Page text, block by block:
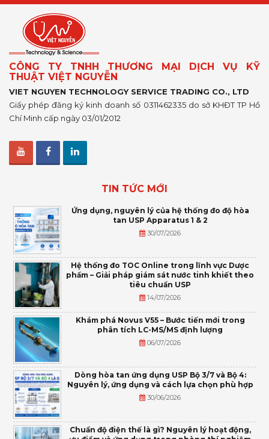
CÔNG TY TNHH THƯƠNG MẠI DỊCH VỤ KỸ
THUẬT VIỆT NGUYỄN
VIET NGUYEN TECHNOLOGY SERVICE TRADING CO., LTD
Giấy phép đăng ký kinh doanh số 0311462335 do sở KHĐT TP Hồ
Chí Minh cấp ngày 03/01/2012
TIN TỨC MỚI
Ứng dụng, nguyên lý của hệ thống đo độ hòa
tan USP Apparatus 1 & 2
30/07/2026
Hệ thống đo TOC Online trong lĩnh vực Dược
phẩm – Giải pháp giám sát nước tinh khiết theo
tiêu chuẩn USP
14/07/2026
Khám phá Novus V55 – Bước tiến mới trong
phân tích LC-MS/MS định lượng
06/07/2026
Dòng hòa tan ứng dụng USP Bộ 3/7 và Bộ 4:
Nguyên lý, ứng dụng và cách lựa chọn phù hợp
30/06/2026
Chuẩn độ điện thế là gì? Nguyên lý hoạt động,